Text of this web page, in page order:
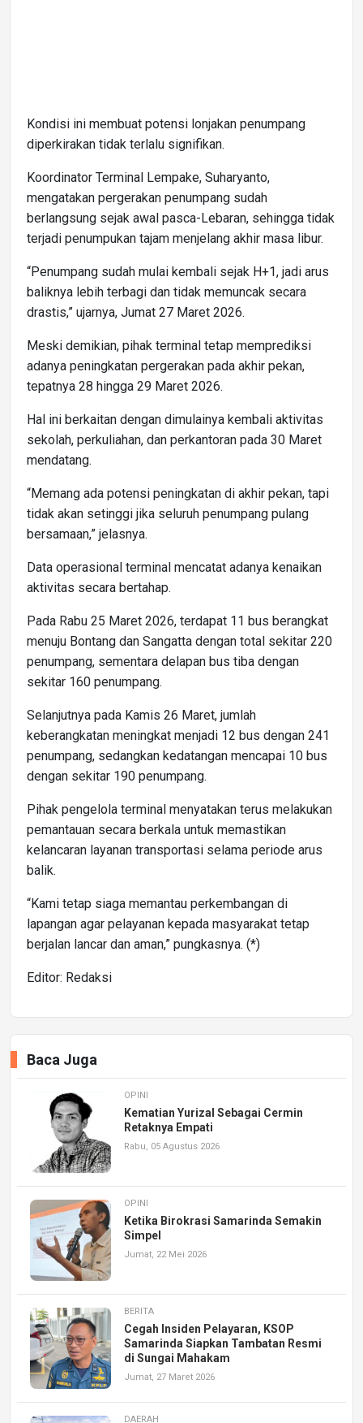
Kondisi ini membuat potensi lonjakan penumpang
diperkirakan tidak terlalu signifikan.
Koordinator Terminal Lempake, Suharyanto,
mengatakan pergerakan penumpang sudah
berlangsung sejak awal pasca-Lebaran, sehingga tidak
terjadi penumpukan tajam menjelang akhir masa libur.
“Penumpang sudah mulai kembali sejak H+1, jadi arus
baliknya lebih terbagi dan tidak memuncak secara
drastis,” ujarnya, Jumat 27 Maret 2026.
Meski demikian, pihak terminal tetap memprediksi
adanya peningkatan pergerakan pada akhir pekan,
tepatnya 28 hingga 29 Maret 2026.
Hal ini berkaitan dengan dimulainya kembali aktivitas
sekolah, perkuliahan, dan perkantoran pada 30 Maret
mendatang.
“Memang ada potensi peningkatan di akhir pekan, tapi
tidak akan setinggi jika seluruh penumpang pulang
bersamaan,” jelasnya.
Data operasional terminal mencatat adanya kenaikan
aktivitas secara bertahap.
Pada Rabu 25 Maret 2026, terdapat 11 bus berangkat
menuju Bontang dan Sangatta dengan total sekitar 220
penumpang, sementara delapan bus tiba dengan
sekitar 160 penumpang.
Selanjutnya pada Kamis 26 Maret, jumlah
keberangkatan meningkat menjadi 12 bus dengan 241
penumpang, sedangkan kedatangan mencapai 10 bus
dengan sekitar 190 penumpang.
Pihak pengelola terminal menyatakan terus melakukan
pemantauan secara berkala untuk memastikan
kelancaran layanan transportasi selama periode arus
balik.
“Kami tetap siaga memantau perkembangan di
lapangan agar pelayanan kepada masyarakat tetap
berjalan lancar dan aman,” pungkasnya. (*)
Editor: Redaksi
Baca Juga
OPINI
Kematian Yurizal Sebagai Cermin
Retaknya Empati
Rabu, 05 Agustus 2026
OPINI
Ketika Birokrasi Samarinda Semakin
Simpel
Jumat, 22 Mei 2026
BERITA
Cegah Insiden Pelayaran, KSOP
Samarinda Siapkan Tambatan Resmi
di Sungai Mahakam
Jumat, 27 Maret 2026
DAERAH